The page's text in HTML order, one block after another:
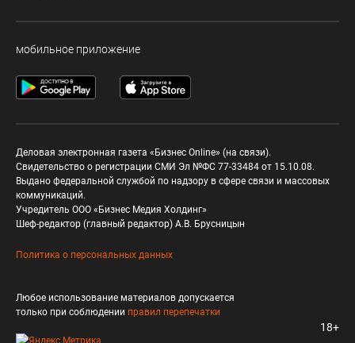
мобильное приложение
Деловая электронная газета «Бизнес Online» (на связи).
Свидетельство о регистрации СМИ Эл №ФС 77-33484 от 15.10.08.
Выдано федеральной службой по надзору в сфере связи и массовых
коммуникаций.
Учредитель ООО «Бизнес Медия Холдинг»
Шеф-редактор (главный редактор) А.В. Брусницын
Политика о персональных данных
Любое использование материалов допускается
только при соблюдении правил перепечатки
18+